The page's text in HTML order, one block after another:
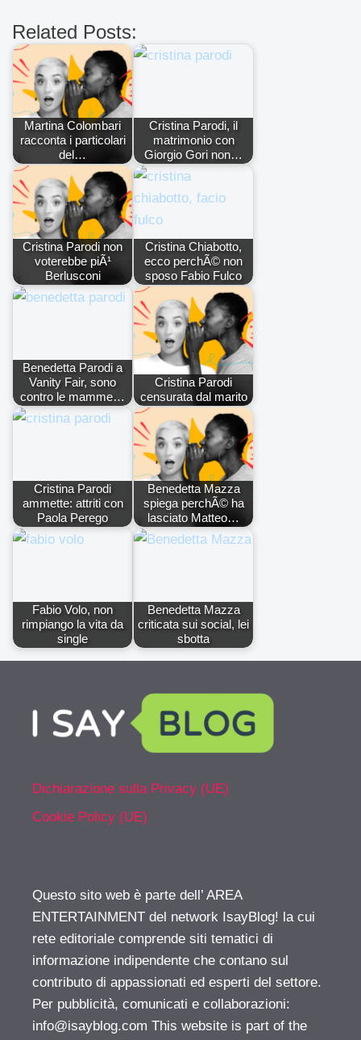
Related Posts:
Martina Colombari
racconta i particolari
del…
Cristina Parodi, il
matrimonio con
Giorgio Gori non…
Cristina Parodi non
voterebbe piÃ¹
Berlusconi
Cristina Chiabotto,
ecco perchÃ© non
sposo Fabio Fulco
Benedetta Parodi a
Vanity Fair, sono
contro le mamme…
Cristina Parodi
censurata dal marito
Cristina Parodi
ammette: attriti con
Paola Perego
Benedetta Mazza
spiega perchÃ© ha
lasciato Matteo…
Fabio Volo, non
rimpiango la vita da
single
Benedetta Mazza
criticata sui social, lei
sbotta
Dichiarazione sulla Privacy (UE)
Cookie Policy (UE)
Questo sito web è parte dell’ AREA
ENTERTAINMENT del network IsayBlog! la cui
rete editoriale comprende siti tematici di
informazione indipendente che contano sul
contributo di appassionati ed esperti del settore.
Per pubblicità, comunicati e collaborazioni:
info@isayblog.com This website is part of the